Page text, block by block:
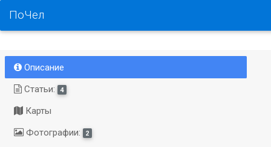
ПоЧел
Описание
Статьи:
4
Карты
Фотографии:
2